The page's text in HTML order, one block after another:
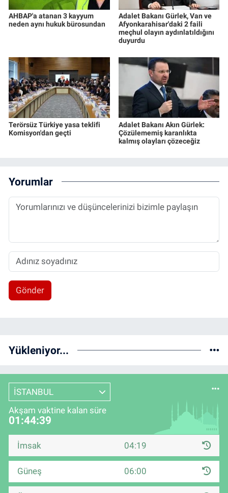
AHBAP'a atanan 3 kayyum
neden aynı hukuk bürosundan
Adalet Bakanı Gürlek, Van ve
Afyonkarahisar'daki 2 faili
meçhul olayın aydınlatıldığını
duyurdu
Terörsüz Türkiye yasa teklifi
Komisyon'dan geçti
Adalet Bakanı Akın Gürlek:
Çözülememiş karanlıkta
kalmış olayları çözeceğiz
Yorumlar
Gönder
Yükleniyor...
İSTANBUL
Akşam vaktine kalan süre
01:44:38
İmsak 04:19
Güneş 06:00